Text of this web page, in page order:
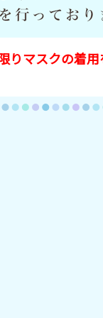
りマスクの着